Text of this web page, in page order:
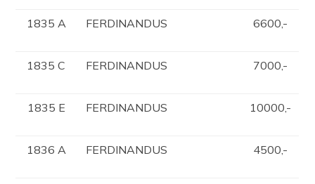
1835 A FERDINANDUS 6600,-
1835 C FERDINANDUS 7000,-
1835 E FERDINANDUS 10000,-
1836 A FERDINANDUS 4500,-